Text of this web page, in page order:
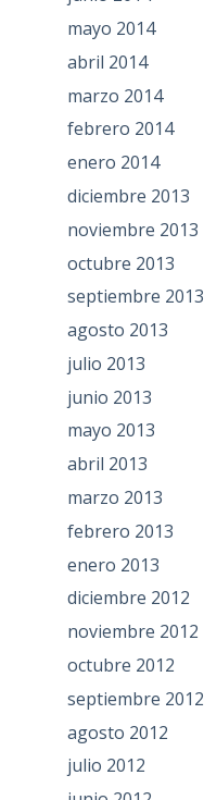
mayo 2014
abril 2014
marzo 2014
febrero 2014
enero 2014
diciembre 2013
noviembre 2013
octubre 2013
septiembre 2013
agosto 2013
julio 2013
junio 2013
mayo 2013
abril 2013
marzo 2013
febrero 2013
enero 2013
diciembre 2012
noviembre 2012
octubre 2012
septiembre 2012
agosto 2012
julio 2012